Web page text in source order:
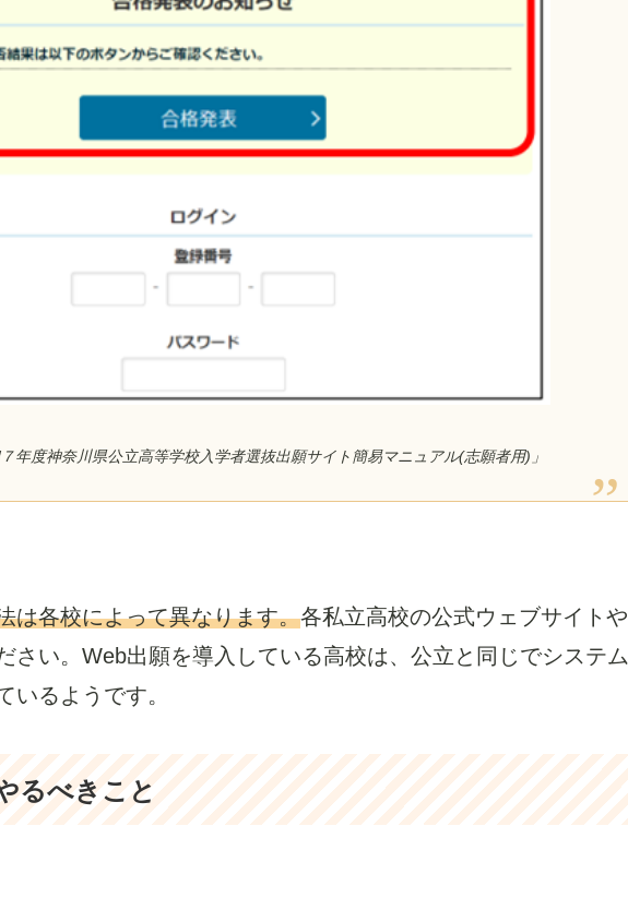
年度神奈川県公立高等学校入学者選抜出願サイト簡易マニュアル(志願者用)」
は各校によって異なります。各私立高校の公式ウェブサイトや
さい。Web出願を導入している高校は、公立と同じでシステム
いるようです。
るべきこと